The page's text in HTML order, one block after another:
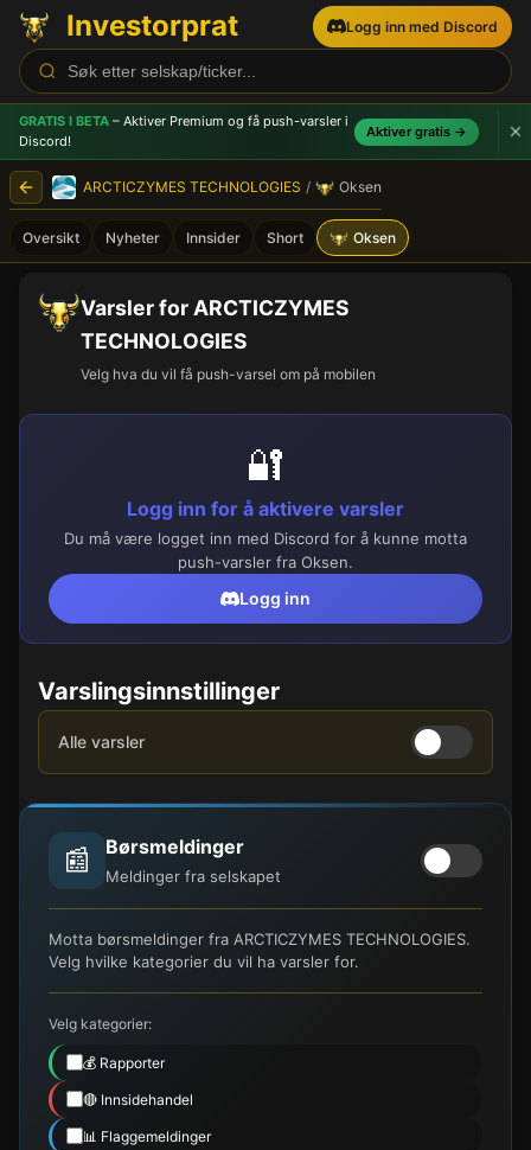
Investorprat Logg inn med Discord
GRATIS I BETA – Aktiver Premium og få push-varsler i
Discord!
Aktiver gratis →
ARCTICZYMES TECHNOLOGIES / Oksen
Oversikt Nyheter Innsider Short Oksen
Varsler for ARCTICZYMES
TECHNOLOGIES
Velg hva du vil få push-varsel om på mobilen
🔐
Logg inn for å aktivere varsler
Du må være logget inn med Discord for å kunne motta
push-varsler fra Oksen.
Logg inn
Varslingsinnstillinger
Alle varsler
📰 Børsmeldinger
Meldinger fra selskapet
Motta børsmeldinger fra ARCTICZYMES TECHNOLOGIES.
Velg hvilke kategorier du vil ha varsler for.
Velg kategorier:
💰 Rapporter
🔴 Innsidehandel
📊 Flaggemeldinger